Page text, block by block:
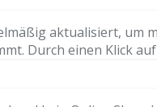
aktualisiert, um
Durch einen Klick